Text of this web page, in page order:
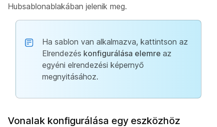
Hubsablonablakában jelenik meg.
Ha sablon van alkalmazva, kattintson az
Elrendezés konfigurálása elemre az
egyéni elrendezési képernyő
megnyitásához.
Vonalak konfigurálása egy eszközhöz